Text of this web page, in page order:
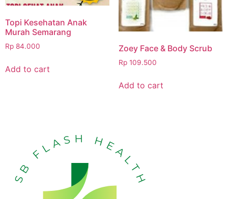
Topi Kesehatan Anak
Murah Semarang
Rp 84.000
Add to cart
Zoey Face & Body Scrub
Rp109.500
Add to cart